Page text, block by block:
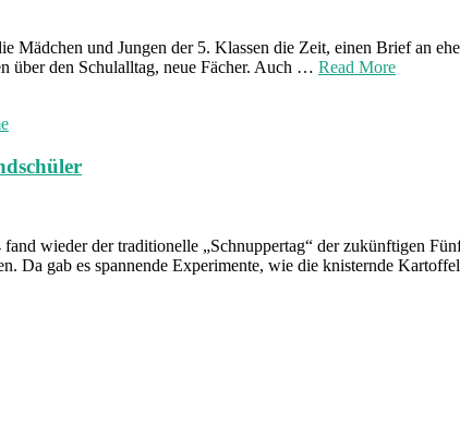
Mädchen und Jungen der 5. Klassen die Zeit, einen Brief an
über den Schulalltag, neue Fächer. Auch … Read More
wieder der traditionelle „Schnuppertag“ der zukünftigen
Da gab es spannende Experimente, wie die knisternde